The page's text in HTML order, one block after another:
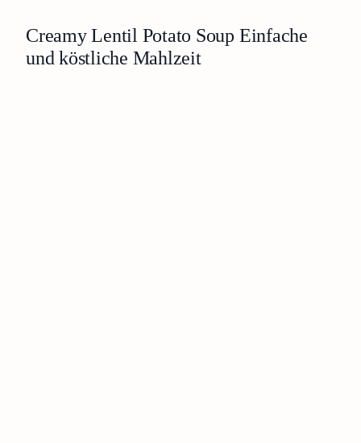
Creamy Lentil Potato Soup Einfache
und köstliche Mahlzeit